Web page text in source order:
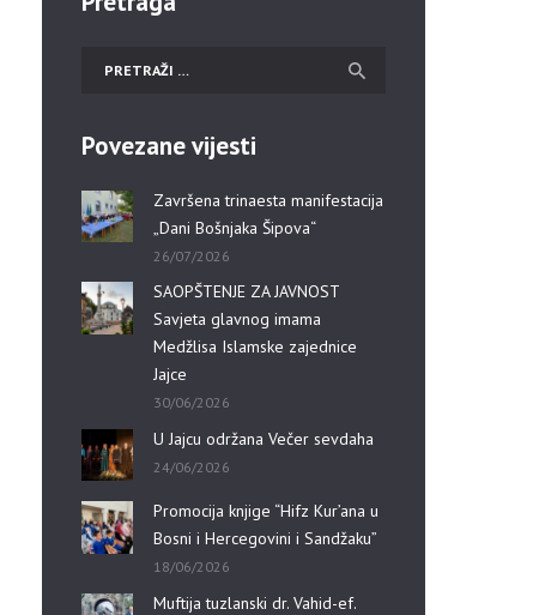
Povezane vijesti
Završena trinaesta manifestacija
„Dani Bošnjaka Šipova“
26/07/2026
SAOPŠTENJE ZA JAVNOST
Savjeta glavnog imama
Medžlisa Islamske zajednice
Jajce
30/06/2026
U Jajcu održana Večer sevdaha
24/06/2026
Promocija knjige “Hifz Kur’ana u
Bosni i Hercegovini i Sandžaku”
18/06/2026
Muftija tuzlanski dr. Vahid-ef.